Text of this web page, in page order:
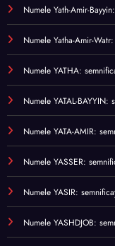
Numele Yath-Amir-
Numele Yatha-Amir-
Numele YATHA:
Numele YATAL-
Numele YATA-AMIR:
Numele YASSER:
Numele YASIR:
Numele YASHDJOB: